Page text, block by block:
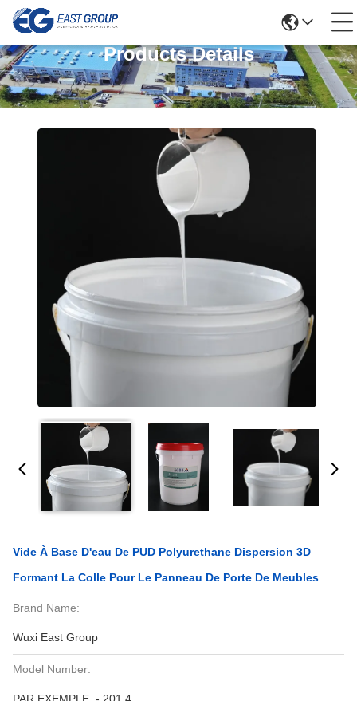
Products Details
Vide À Base D'eau De PUD Polyurethane Dispersion 3D
Formant La Colle Pour Le Panneau De Porte De Meubles
Brand Name:
Wuxi East Group
Model Number: